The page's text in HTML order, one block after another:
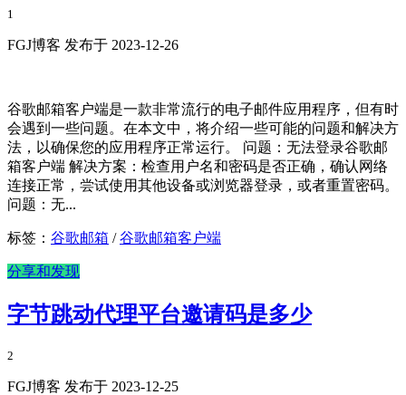
1
FGJ博客 发布于 2023-12-26
谷歌邮箱客户端是一款非常流行的电子邮件应用程序，但有时
会遇到一些问题。在本文中，将介绍一些可能的问题和解决方
法，以确保您的应用程序正常运行。 问题：无法登录谷歌邮
箱客户端 解决方案：检查用户名和密码是否正确，确认网络
连接正常，尝试使用其他设备或浏览器登录，或者重置密码。
问题：无...
标签： 谷歌邮箱 /谷歌邮箱客户端
分享和发现
字节跳动代理平台邀请码是多少
2
FGJ博客 发布于 2023-12-25